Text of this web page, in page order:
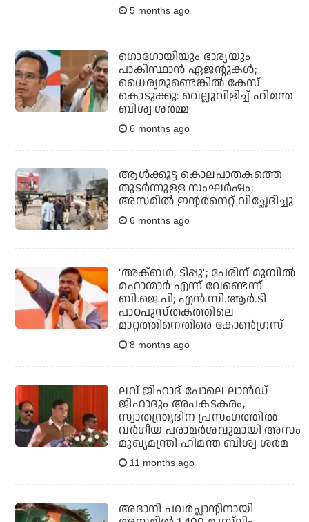
5 months ago
ഗൊഗോയിയും ഭാര്യയും
പാകിസ്ഥാന്‍ ഏജന്റുകള്‍;
ധൈര്യമുണ്ടെങ്കില്‍ കേസ്
കൊടുക്കൂ: വെല്ലുവിളിച്ച് ഹിമന്ത
ബിശ്വ ശര്‍മ്മ
6 months ago
ആള്‍ക്കൂട്ട കൊലപാതകത്തെ
തുടര്‍ന്നുള്ള സംഘര്‍ഷം;
അസമില്‍ ഇന്റര്‍നെറ്റ് വിച്ഛേദിച്ചു
6 months ago
'അക്ബര്‍, ടിപ്പു'; പേരിന് മുമ്പില്‍
മഹാന്മാര്‍ എന്ന് വേണ്ടെന്ന്
ബി.ജെ.പി; എന്‍.സി.ആര്‍.ടി
പാഠപുസ്തകത്തിലെ
മാറ്റത്തിനെതിരെ കോണ്‍ഗ്രസ്
8 months ago
ലവ് ജിഹാദ് പോലെ ലാന്‍ഡ്
ജിഹാദും അപകടകരം,
സ്വാതന്ത്ര്യദിന പ്രസംഗത്തില്‍
വര്‍ഗീയ പരാമര്‍ശവുമായി അസം
മുഖ്യമന്ത്രി ഹിമന്ത ബിശ്വ ശര്‍മ
11 months ago
അദാനി പവർപ്ലാന്റിനായി